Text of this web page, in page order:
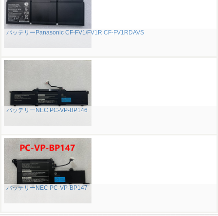
バッテリーPanasonic CF-FV1/FV1R CF-FV1RDAVS
バッテリーNEC PC-VP-BP146
バッテリーNEC PC-VP-BP147